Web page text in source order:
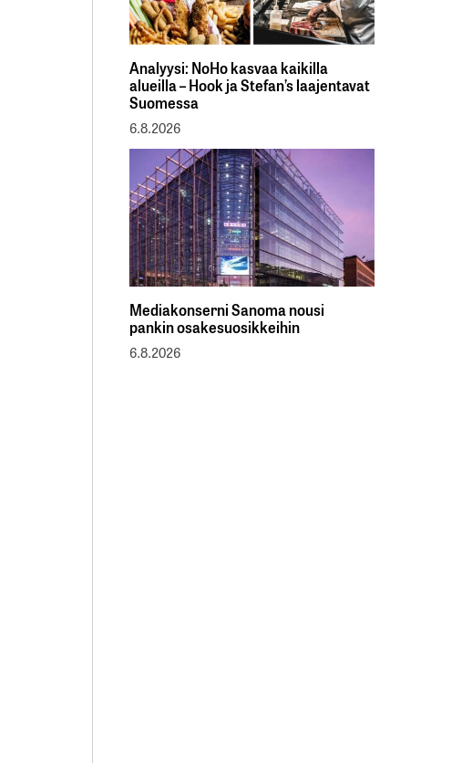
Analyysi: NoHo kasvaa kaikilla
alueilla – Hook ja Stefan’s laajentavat
Suomessa
6.8.2026
Mediakonserni Sanoma nousi
pankin osakesuosikkeihin
6.8.2026